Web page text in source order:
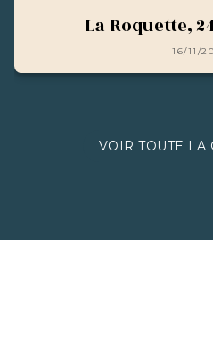
La Roquette,
16/11/
VOIR TOUTE LA